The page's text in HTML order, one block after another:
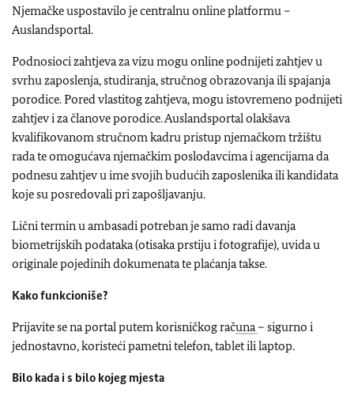
Njemačke uspostavilo je centralnu online platformu –
Auslandsportal.
Podnosioci zahtjeva za vizu mogu online podnijeti zahtjev u
svrhu zaposlenja, studiranja, stručnog obrazovanja ili spajanja
porodice. Pored vlastitog zahtjeva, mogu istovremeno podnijeti
zahtjev i za članove porodice. Auslandsportal olakšava
kvalifikovanom stručnom kadru pristup njemačkom tržištu
rada te omogućava njemačkim poslodavcima i agencijama da
podnesu zahtjev u ime svojih budućih zaposlenika ili kandidata
koje su posredovali pri zapošljavanju.
Lični termin u ambasadi potreban je samo radi davanja
biometrijskih podataka (otisaka prstiju i fotografije), uvida u
originale pojedinih dokumenata te plaćanja takse.
Kako funkcioniše?
Prijavite se na portal putem korisničkog računa – sigurno i
jednostavno, koristeći pametni telefon, tablet ili laptop.
Bilo kada i s bilo kojeg mjesta